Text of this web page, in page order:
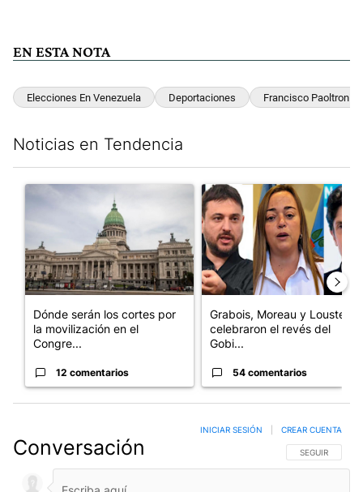
EN ESTA NOTA
Elecciones En Venezuela Deportaciones Francisco Paoltroni
Noticias en Tendencia
Un artículo de tendencia con el título "Dónde serán los cortes
Dónde serán los cortes por
la movilización en el
Congre...
12 comentarios
Un artículo de tendencia con
Grabois, Moreau y Lousteau
celebraron el revés del
Gobi...
54 comentarios
Conversación SIGA ESTA
SEGUIR
INICIAR SESIÓN CREAR CUENTA